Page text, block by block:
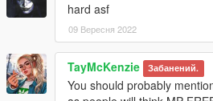
hard asf
09 Вересня 2022
TayMcKenzie Забанений.
You should probably